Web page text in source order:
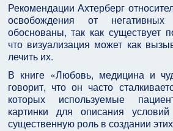
Рекомендации Ахтерберг
освобождения от
обоснованы, так как существует
что визуализация может как
лечить их.
В книге «Любовь, медицина и
говорит, что он часто
которых используемые
картинки для описания
существенную роль в создании